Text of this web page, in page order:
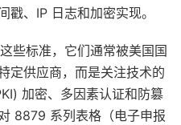
戳、IP 日志和加密实现。
些标准，它们通常被美国国
定供应商，而是关注技术的
加密、多因素认证和防篡
8879 系列表格（电子申报